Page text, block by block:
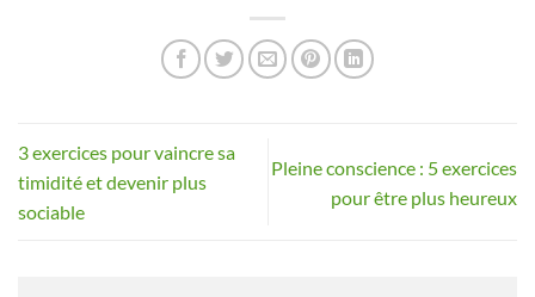
3 exercices pour vaincre sa
timidité et devenir plus
sociable
Pleine conscience : 5 exercices
pour être plus heureux